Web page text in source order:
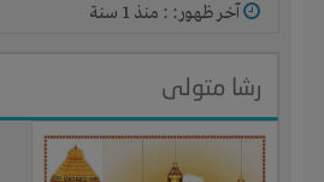
آخر ظهور: : منذ 1 سنة
رشا متولى